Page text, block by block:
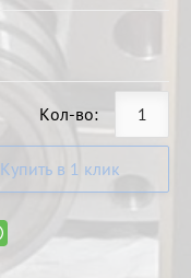
Кол-во:
Купить в 1 клик